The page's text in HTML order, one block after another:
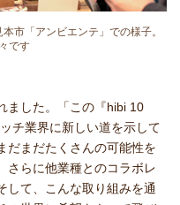
市「アンビエンテ」での様子。
です
ました。「この『hibi 10
チ業界に新しい道を示して
だまだたくさんの可能性を
さらに他業種とのコラボレ
して、こんな取り組みを通